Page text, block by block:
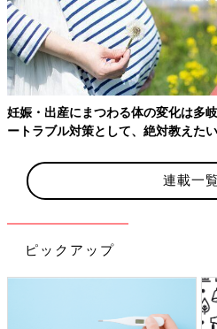
妊娠・出産にまつわる体の変化は多
ートラブル対策として、絶対教えた
連載一
ピックアップ